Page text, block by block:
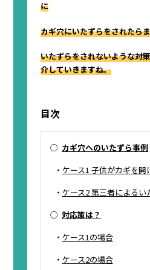
に
カギ穴にいたずらをされたら
いたずらをされないような対
介していきますね。
目次
○ カギ穴へのいたずら事例
・ ケース1 子供がカギを開
・ ケース2 第三者によるい
○対応策は？
・ ケース1の場合
・ ケース2の場合